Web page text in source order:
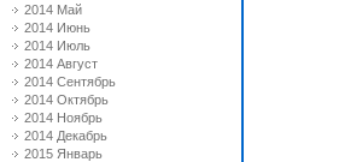
2014 Май
2014 Июнь
2014 Июль
2014 Август
2014 Сентябрь
2014 Октябрь
2014 Ноябрь
2014 Декабрь
2015 Январь